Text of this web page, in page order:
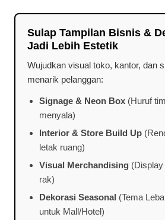
Sulap Tampilan Bisnis &
Jadi Lebih Estetik
Wujudkan visual toko, kantor, dan
menarik pelanggan:
Signage & Neon Box (Huruf
menyala)
Interior & Store Build Up
letak ruang)
Visual Merchandising
rak)
Dekorasi Seasonal (Tema
untuk Mall/Hotel)